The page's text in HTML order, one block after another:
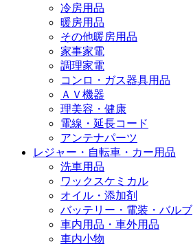
冷房用品
暖房用品
その他暖房用品
家事家電
調理家電
コンロ・ガス器具用品
ＡＶ機器
理美容・健康
電線・延長コード
アンテナパーツ
レジャー・自転車・カー用品
洗車用品
ワックスケミカル
オイル・添加剤
バッテリー・電装・バルブ
車内用品・車外用品
車内小物